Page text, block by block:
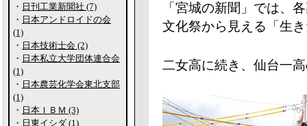
「宮城の新聞」では、
文化祭から見える「生
二女高に続き、仙台一
・ 日刊工業新聞社 (7)
・ 日本アンドロイドの会
(1)
・ 日本技術士会 (2)
・ 日本私立大学団体連合会
(1)
・ 日本農芸化学会東北支部
(1)
・ 日本ＩＢＭ (3)
・ 日東イシダ (1)